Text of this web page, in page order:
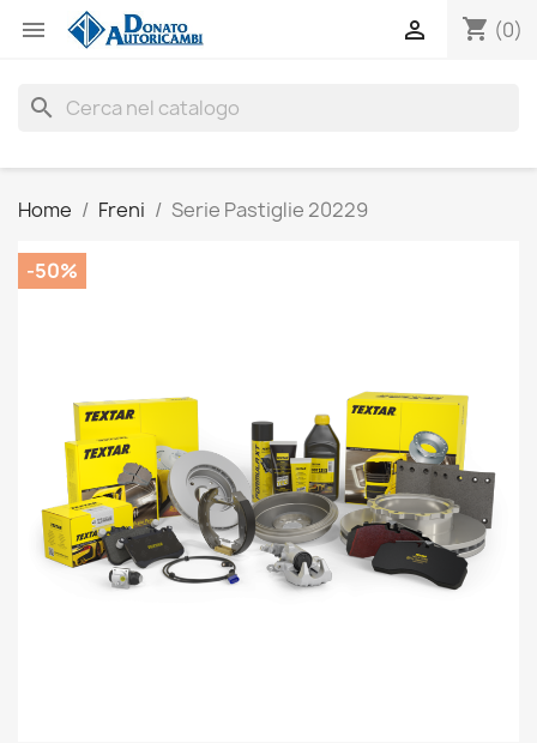
 shopping_cart (0)

search
Home Freni Serie Pastiglie 20229
-50%